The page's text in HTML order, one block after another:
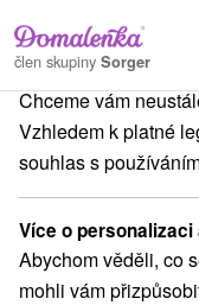
člen skupiny Sorger
kraj Valaská Dubová
Túra na
Dubovej
Navigovat do místa
Na vašem soukromí
Chceme vám
Vzhledem k platné
souhlas s
Více o personalizaci
Abychom věděli, co
mohli vám